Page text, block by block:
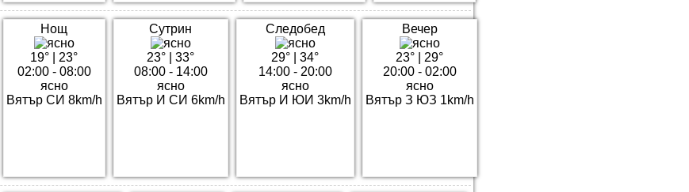
Нощ
19°
23°
02:00 - 08:00
ясно
Вятър СИ 8km/h
Сутрин
23°
33°
08:00 - 14:00
ясно
Вятър И СИ 6km/h
Следобед
29°
34°
14:00 - 20:00
ясно
Вятър И ЮИ 3km/h
Вечер
23°
29°
20:00 - 02:00
ясно
Вятър З ЮЗ 1km/h